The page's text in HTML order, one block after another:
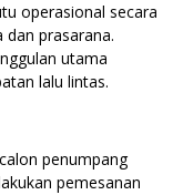
operasional secara
prasarana.
utama
lalu lintas.
penumpang
pemesanan